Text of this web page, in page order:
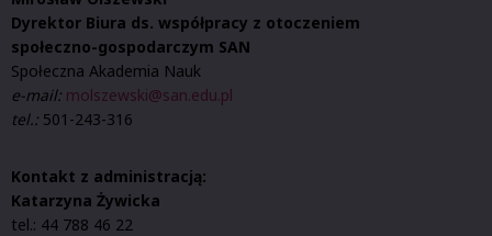
Dyrektor Biura ds. współpracy z otoczeniem
społeczno-gospodarczym SAN
Społeczna Akademia Nauk
e-mail: molszewski@san.edu.pl
tel.: 501-243-316
Kontakt z administracją:
Katarzyna Żywicka
tel.: 44 788 46 22